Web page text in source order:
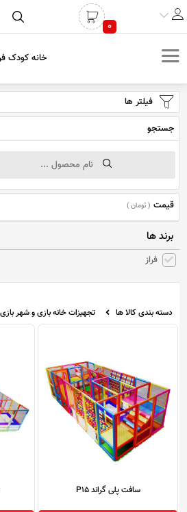
0
خانه کودک
فیلتر ها
جستجو
قیمت ( تومان )
برند ها
فراز
دسته بندی کالا ها تجهیزات خانه بازی و شهر بازی
سافت پلی گراند P15